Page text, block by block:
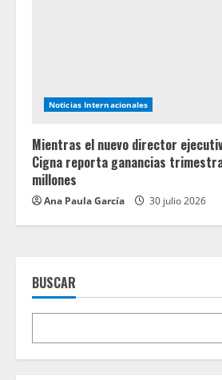
Noticias Internacionales
Mientras el nuevo director
Cigna reporta ganancias
millones
Ana Paula García 30 julio 2026
BUSCAR